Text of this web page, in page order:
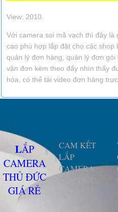
View: 2010.
Với camera soi mã vạch thì đây
cao phù hợp lắp đặt cho các shop
quản lý đơn hàng, quản lý đơn
vận đơn kèm theo đấy nhìn thấy
hóa, có thể tải video đơn hàng
LẮP
CAMERA
THỦ ĐỨC
GIÁ RẺ
CAM KẾT
LẮP
CAMERA